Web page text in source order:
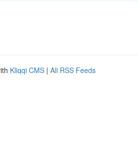
Kliqqi CMS | All RSS Feeds